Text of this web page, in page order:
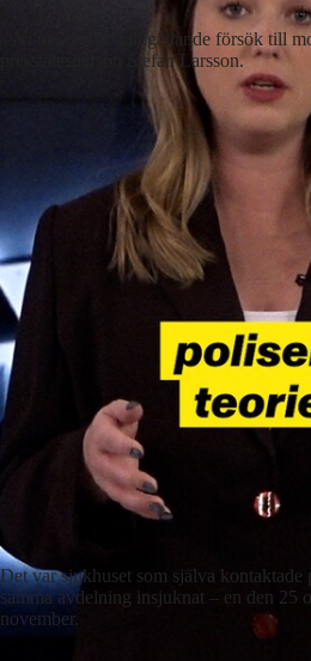
– Vi utreder tre fall gällande försök till
presstalesperson Stefan Larsson.
Det var sjukhuset som själva kontaktade
samma avdelning insjuknat – en den 25
november.